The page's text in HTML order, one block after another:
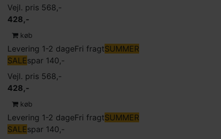
Vejl. pris 568,-
428,-
køb
Levering 1-2 dageFri fragtSUMMER
SALEspar 140,-
Vejl. pris 568,-
428,-
køb
Levering 1-2 dageFri fragtSUMMER
SALEspar 140,-